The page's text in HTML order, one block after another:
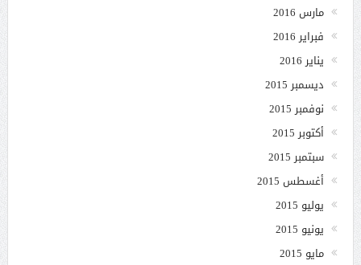
مارس 2016
فبراير 2016
يناير 2016
ديسمبر 2015
نوفمبر 2015
أكتوبر 2015
سبتمبر 2015
أغسطس 2015
يوليو 2015
يونيو 2015
مايو 2015